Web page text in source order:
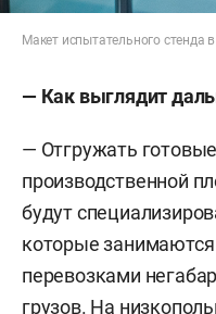
Макет испытательного стенда
— Как выглядит
— Отгружать
производственной
будут
которые
перевозками
грузов. На